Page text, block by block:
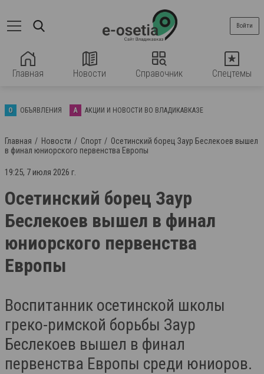
Главная Новости Справочник Спецтемы
Войти
О ОБЪЯВЛЕНИЯ А АКЦИИ И НОВОСТИ ВО ВЛАДИКАВКАЗЕ
Главная Новости Спорт
Осетинский борец Заур Беслекоев вышел
в финал юниорского первенства Европы
19:25, 7 июля 2026 г.
Осетинский борец Заур
Беслекоев вышел в финал
юниорского первенства
Европы
Воспитанник осетинской школы
греко-римской борьбы Заур
Беслекоев вышел в финал
первенства Европы среди юниоров.